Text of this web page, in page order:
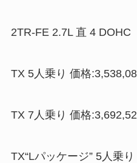
2TR-FE 2.7L 直 4
TX 5人乗り 価格
TX 7人乗り 価格
TX“Lパッケージ” 5人乗